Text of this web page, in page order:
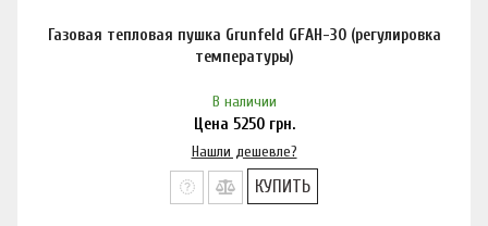
Газовая тепловая пушка Grunfeld GFAH-30 (регулировка
температуры)
В наличии
Цена 5250грн.
Нашли дешевле?
КУПИТЬ